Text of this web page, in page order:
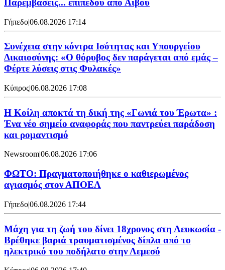
Παρεμβάσεις... επιπέδου από Αϊβού
Γήπεδο|06.08.2026 17:14
Συνέχεια στην κόντρα Ισότητας και Υπουργείου
Δικαιοσύνης: «Ο θόρυβος δεν παράγεται από εμάς –
Φέρτε λύσεις στις Φυλακές»
Κύπρος|06.08.2026 17:08
Η Κοίλη αποκτά τη δική της «Γωνιά του Έρωτα» :
Ένα νέο σημείο αναφοράς που παντρεύει παράδοση
και ρομαντισμό
Newsroom|06.08.2026 17:06
ΦΩΤΟ: Πραγματοποιήθηκε ο καθιερωμένος
αγιασμός στον ΑΠΟΕΛ
Γήπεδο|06.08.2026 17:44
Μάχη για τη ζωή του δίνει 18χρονος στη Λευκωσία -
Βρέθηκε βαριά τραυματισμένος δίπλα από το
ηλεκτρικό του ποδήλατο στην Λεμεσό